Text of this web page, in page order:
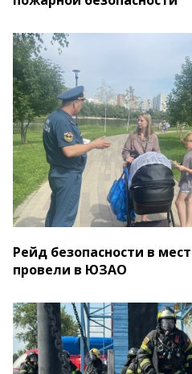
Рейд безопасности в
провели в ЮЗАО